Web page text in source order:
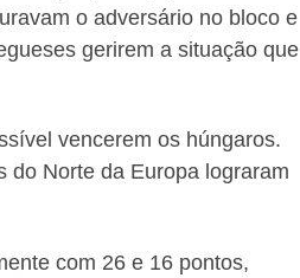
o adversário no bloco e
gerirem a situação que
vencerem os húngaros.
do Norte da Europa lograram
com 26 e 16 pontos,